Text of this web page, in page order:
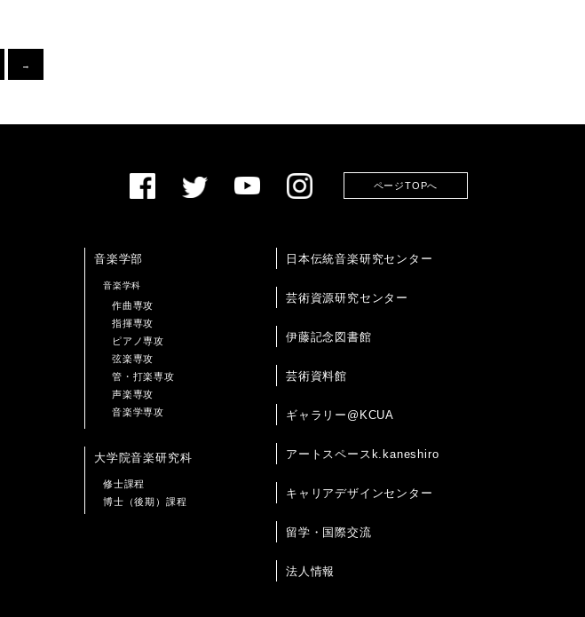
→
ページTOPへ
音楽学部
音楽学科
作曲専攻
指揮専攻
ピアノ専攻
弦楽専攻
管・打楽専攻
声楽専攻
音楽学専攻
大学院音楽研究科
修士課程
博士（後期）課程
日本伝統音楽研究センター
芸術資源研究センター
伊藤記念図書館
芸術資料館
ギャラリー@KCUA
アートスペースk.kaneshiro
キャリアデザインセンター
留学・国際交流
法人情報